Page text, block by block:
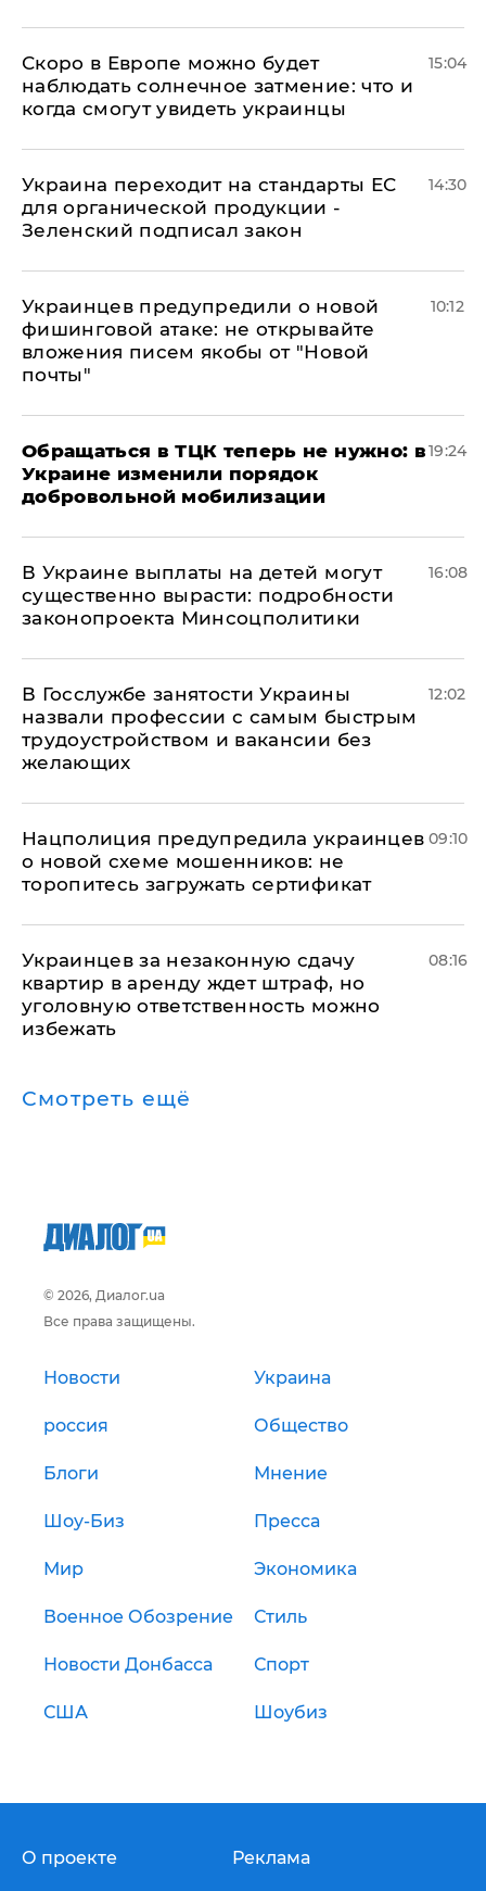
Скоро в Европе можно будет
наблюдать солнечное затмение: что и
когда смогут увидеть украинцы
15:04
Украина переходит на стандарты ЕС
для органической продукции -
Зеленский подписал закон
14:30
Украинцев предупредили о новой
фишинговой атаке: не открывайте
вложения писем якобы от "Новой
почты"
10:12
Обращаться в ТЦК теперь не нужно: в
Украине изменили порядок
добровольной мобилизации
19:24
В Украине выплаты на детей могут
существенно вырасти: подробности
законопроекта Минсоцполитики
16:08
В Госслужбе занятости Украины
назвали профессии с самым быстрым
трудоустройством и вакансии без
желающих
12:02
Нацполиция предупредила украинцев
о новой схеме мошенников: не
торопитесь загружать сертификат
09:10
Украинцев за незаконную сдачу
квартир в аренду ждет штраф, но
уголовную ответственность можно
избежать
08:16
Смотреть ещё
© 2026, Диалог.ua
Все права защищены.
Новости Украина
россия Общество
Блоги Мнение
Шоу-Биз Пресса
Мир Экономика
Военное Обозрение Стиль
Новости Донбасса Спорт
США Шоубиз
О проекте Реклама